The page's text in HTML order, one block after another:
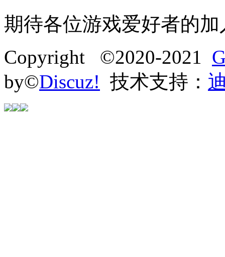
期待各位游戏爱好者的加
Copyright ©2020-2021
by©Discuz! 技术支持：